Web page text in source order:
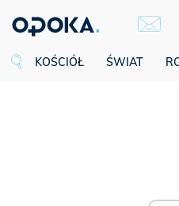
KOŚCIÓŁ ŚWIAT